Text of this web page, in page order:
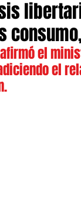
el
el